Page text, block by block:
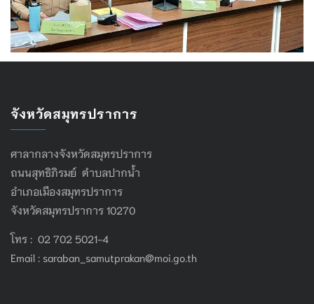
จังหวัดสมุทรปราการ
ศาลากลางจังหวัดสมุทรปราการ
ถนนสุทธิภิรมย์ ตำบลปากน้ำ
อำเภอเมืองสมุทรปราการ
จังหวัดสมุทรปราการ 10270
โทร : 02 702 5021-4
Email : saraban_samutprakan@moi.go.th